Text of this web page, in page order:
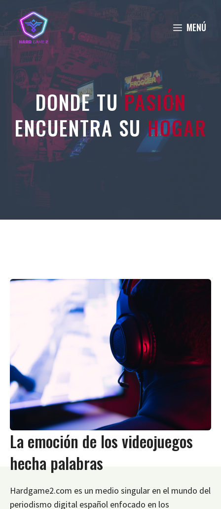
contenido
MENÚ
DONDE TUPASIÓN
ENCUENTRA SUHOGAR
La emoción de los videojuegos
hecha palabras
Hardgame2.com es un medio singular en el mundo del
periodismo digital español enfocado en los